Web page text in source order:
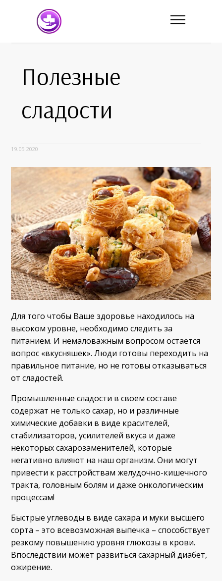
Полезные
сладости
19.05.2020
Для того чтобы Ваше здоровье находилось на
высоком уровне, необходимо следить за
питанием. И немаловажным вопросом остается
вопрос «вкусняшек». Люди готовы переходить на
правильное питание, но не готовы отказываться
от сладостей.
Промышленные сладости в своем составе
содержат не только сахар, но и различные
химические добавки в виде красителей,
стабилизаторов, усилителей вкуса и даже
некоторых сахарозаменителей, которые
негативно влияют на наш организм. Они могут
привести к расстройствам желудочно-кишечного
тракта, головным болям и даже онкологическим
процессам!
Быстрые углеводы в виде сахара и муки высшего
сорта – это всевозможная выпечка – способствует
резкому повышению уровня глюкозы в крови.
Впоследствии может развиться сахарный диабет,
ожирение.